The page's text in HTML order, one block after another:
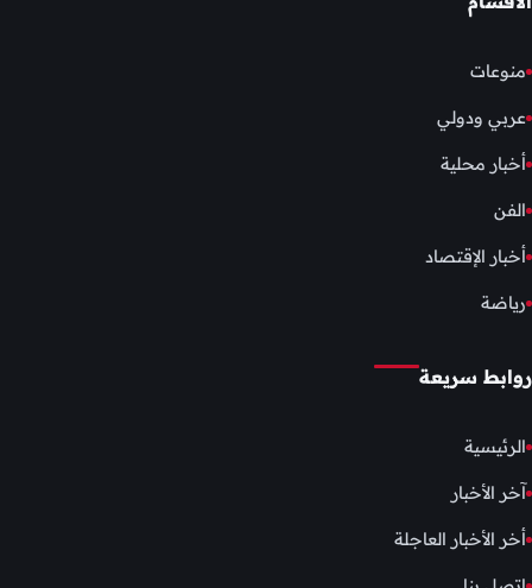
منوعات
عربي ودولي
أخبار محلية
الفن
أخبار الإقتصاد
رياضة
روابط سريعة
الرئيسية
آخر الأخبار
أخر الأخبار العاجلة